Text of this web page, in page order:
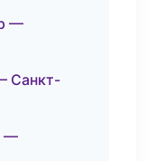
—
Санкт-
—